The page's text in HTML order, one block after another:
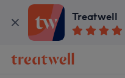
Treatwell